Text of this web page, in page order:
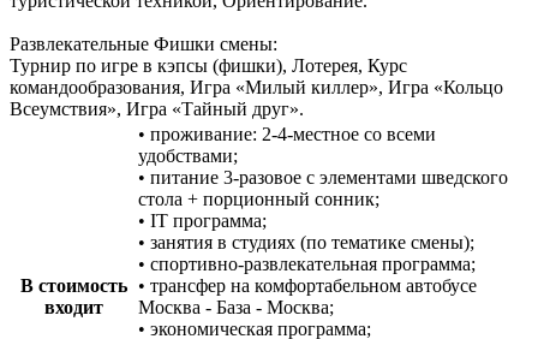
Развлекательные Фишки смены:
Турнир по игре в кэпсы (фишки), Лотерея, Курс
командообразования, Игра «Милый киллер», Игра «Кольцо
Всеумствия», Игра «Тайный друг».
В стоимость
входит
• проживание: 2-4-местное со всеми
удобствами;
• питание 3-разовое с элементами шведского
стола + порционный сонник;
• IT программа;
• занятия в студиях (по тематике смены);
• спортивно-развлекательная программа;
• трансфер на комфортабельном автобусе
Москва - База - Москва;
• экономическая программа;